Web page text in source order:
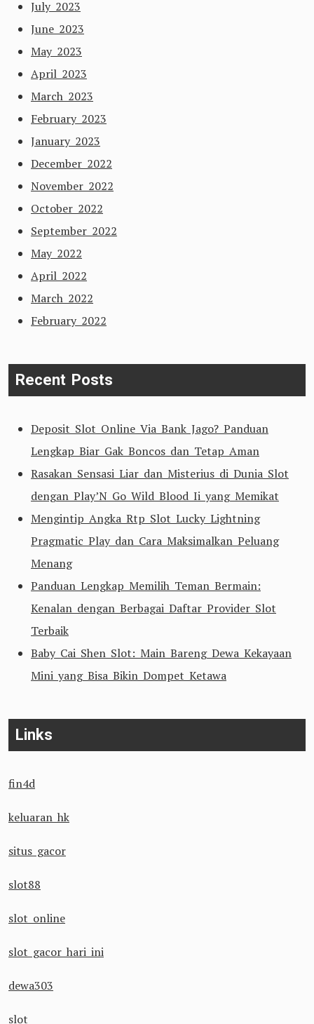
July 2023
June 2023
May 2023
April 2023
March 2023
February 2023
January 2023
December 2022
November 2022
October 2022
September 2022
May 2022
April 2022
March 2022
February 2022
Recent Posts
Deposit Slot Online Via Bank Jago? Panduan
Lengkap Biar Gak Boncos dan Tetap Aman
Rasakan Sensasi Liar dan Misterius di Dunia Slot
dengan Play’N Go Wild Blood Ii yang Memikat
Mengintip Angka Rtp Slot Lucky Lightning
Pragmatic Play dan Cara Maksimalkan Peluang
Menang
Panduan Lengkap Memilih Teman Bermain:
Kenalan dengan Berbagai Daftar Provider Slot
Terbaik
Baby Cai Shen Slot: Main Bareng Dewa Kekayaan
Mini yang Bisa Bikin Dompet Ketawa
Links
fin4d
keluaran hk
situs gacor
slot88
slot online
slot gacor hari ini
dewa303
slot